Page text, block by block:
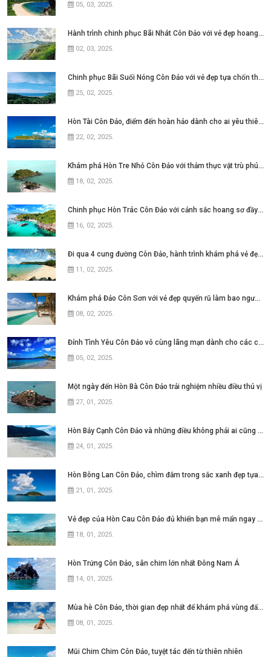
05, 03, 2025.
Hành trình chinh phục Bãi Nhát Côn Đảo với vẻ đẹp hoang sơ và yên bình
02, 03, 2025.
Chinh phục Bãi Suối Nóng Côn Đảo với vẻ đẹp tựa chốn thiên đường
25, 02, 2025.
Hòn Tài Côn Đảo, điểm đến hoàn hảo dành cho ai yêu thiên nhiên
22, 02, 2025.
Khám phá Hòn Tre Nhỏ Côn Đảo với thảm thực vật trù phú đầy ấn tượng
18, 02, 2025.
Chinh phục Hòn Trác Côn Đảo với cảnh sắc hoang sơ đầy ấn tượng
16, 02, 2025.
Đi qua 4 cung đường Côn Đảo, hành trình khám phá vẻ đẹp quyến rũ
11, 02, 2025.
Khám phá Đảo Côn Sơn với vẻ đẹp quyến rũ làm bao người đắm say
08, 02, 2025.
Đỉnh Tình Yêu Côn Đảo vô cùng lãng mạn dành cho các cặp đôi
05, 02, 2025.
Một ngày đến Hòn Bà Côn Đảo trải nghiệm nhiều điều thú vị
27, 01, 2025.
Hòn Bảy Cạnh Côn Đảo và những điều không phải ai cũng biết
24, 01, 2025.
Hòn Bông Lan Côn Đảo, chìm đắm trong sắc xanh đẹp tựa thiên đường
21, 01, 2025.
Vẻ đẹp của Hòn Cau Côn Đảo đủ khiến bạn mê mẩn ngay từ lần đầu
18, 01, 2025.
Hòn Trứng Côn Đảo, sân chim lớn nhất Đông Nam Á
14, 01, 2025.
Mùa hè Côn Đảo, thời gian đẹp nhất để khám phá vùng đất này
08, 01, 2025.
Mũi Chim Chim Côn Đảo, tuyệt tác đến từ thiên nhiên